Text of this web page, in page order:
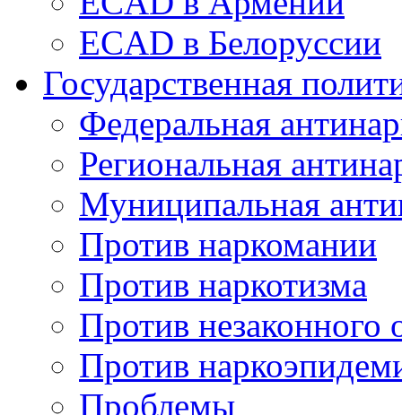
ECAD в Белоруссии
Государственная
Федеральная
Региональная
Муниципальная
Против наркомании
Против наркотизма
Против незаконного
Против
Проблемы